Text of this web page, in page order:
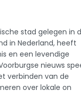
stad gelegen in
in Nederland, heeft
en een levendige
nieuws
verbinden van de
over lokale on